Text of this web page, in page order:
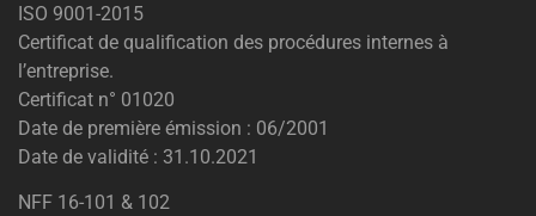
ISO 9001-2015
Certificat de qualification des procédures internes à
l’entreprise.
Certificat n° 01020
Date de première émission : 06/2001
Date de validité : 31.10.2021
NFF 16-101 & 102